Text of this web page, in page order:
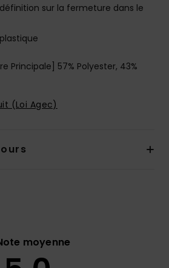
sur la fermeture dans le
Principale] 57% Polyester, 43%
(Loi Agec)
moyenne